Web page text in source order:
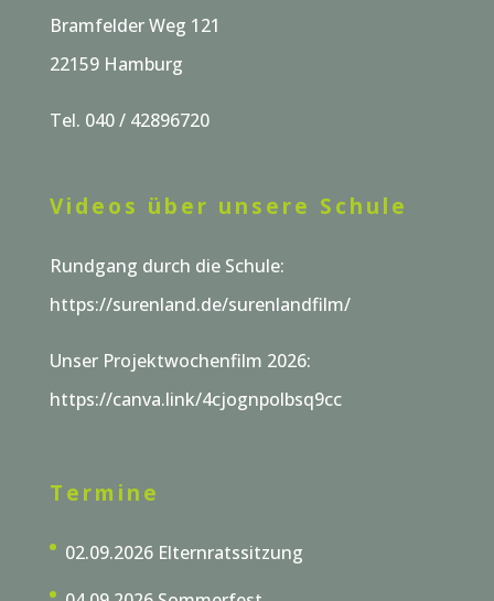
Bramfelder Weg 121
22159 Hamburg
Tel. 040 / 42896720
Videos über unsere Schule
Rundgang durch die Schule:
https://surenland.de/surenlandfilm/
Unser Projektwochenfilm 2026:
https://canva.link/4cjognpolbsq9cc
Termine
02.09.2026 Elternratssitzung